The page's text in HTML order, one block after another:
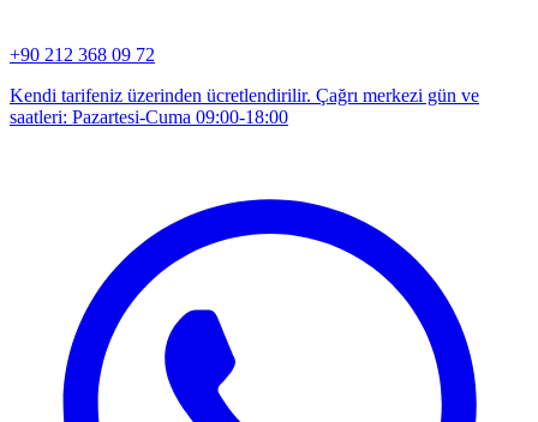
+90 212 368 09 72
Kendi tarifeniz üzerinden ücretlendirilir. Çağrı merkezi gün ve
saatleri: Pazartesi-Cuma 09:00-18:00